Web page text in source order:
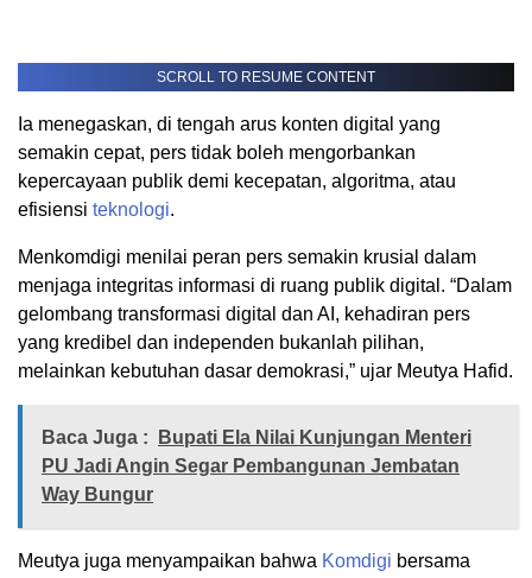
SCROLL TO RESUME CONTENT
Ia menegaskan, di tengah arus konten digital yang
semakin cepat, pers tidak boleh mengorbankan
kepercayaan publik demi kecepatan, algoritma, atau
efisiensi teknologi.
Menkomdigi menilai peran pers semakin krusial dalam
menjaga integritas informasi di ruang publik digital. “Dalam
gelombang transformasi digital dan AI, kehadiran pers
yang kredibel dan independen bukanlah pilihan,
melainkan kebutuhan dasar demokrasi,” ujar Meutya Hafid.
Baca Juga :
Bupati Ela Nilai Kunjungan Menteri
PU Jadi Angin Segar Pembangunan Jembatan
Way Bungur
Meutya juga menyampaikan bahwa Komdigi bersama